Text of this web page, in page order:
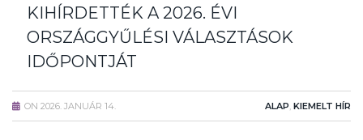
KIHÍRDETTÉK A 2026. ÉVI
ORSZÁGGYŰLÉSI VÁLASZTÁSOK
IDŐPONTJÁT
ON 2026. JANUÁR 14. ALAP, KIEMELT HÍR